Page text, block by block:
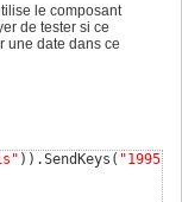
le composant
de tester si ce
une date dans ce
) ) .SendKeys ( "1995-